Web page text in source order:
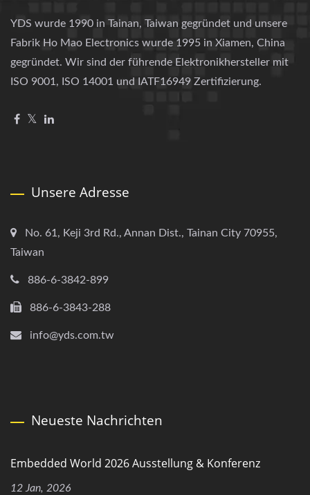
YDS wurde 1990 in Tainan, Taiwan gegründet und unsere
Fabrik Ho Mao Electronics wurde 1995 in Xiamen, China
gegründet. Wir sind der führende Elektronikhersteller mit
ISO 9001, ISO 14001 und IATF16949 Zertifizierung.
Unsere Adresse
No. 61, Keji 3rd Rd., Annan Dist., Tainan City 70955,
Taiwan
886-6-3842-899
886-6-3843-288
info@yds.com.tw
Neueste Nachrichten
Embedded World 2026 Ausstellung & Konferenz
12 Jan, 2026